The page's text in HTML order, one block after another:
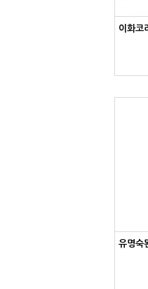
이화코
유명숙